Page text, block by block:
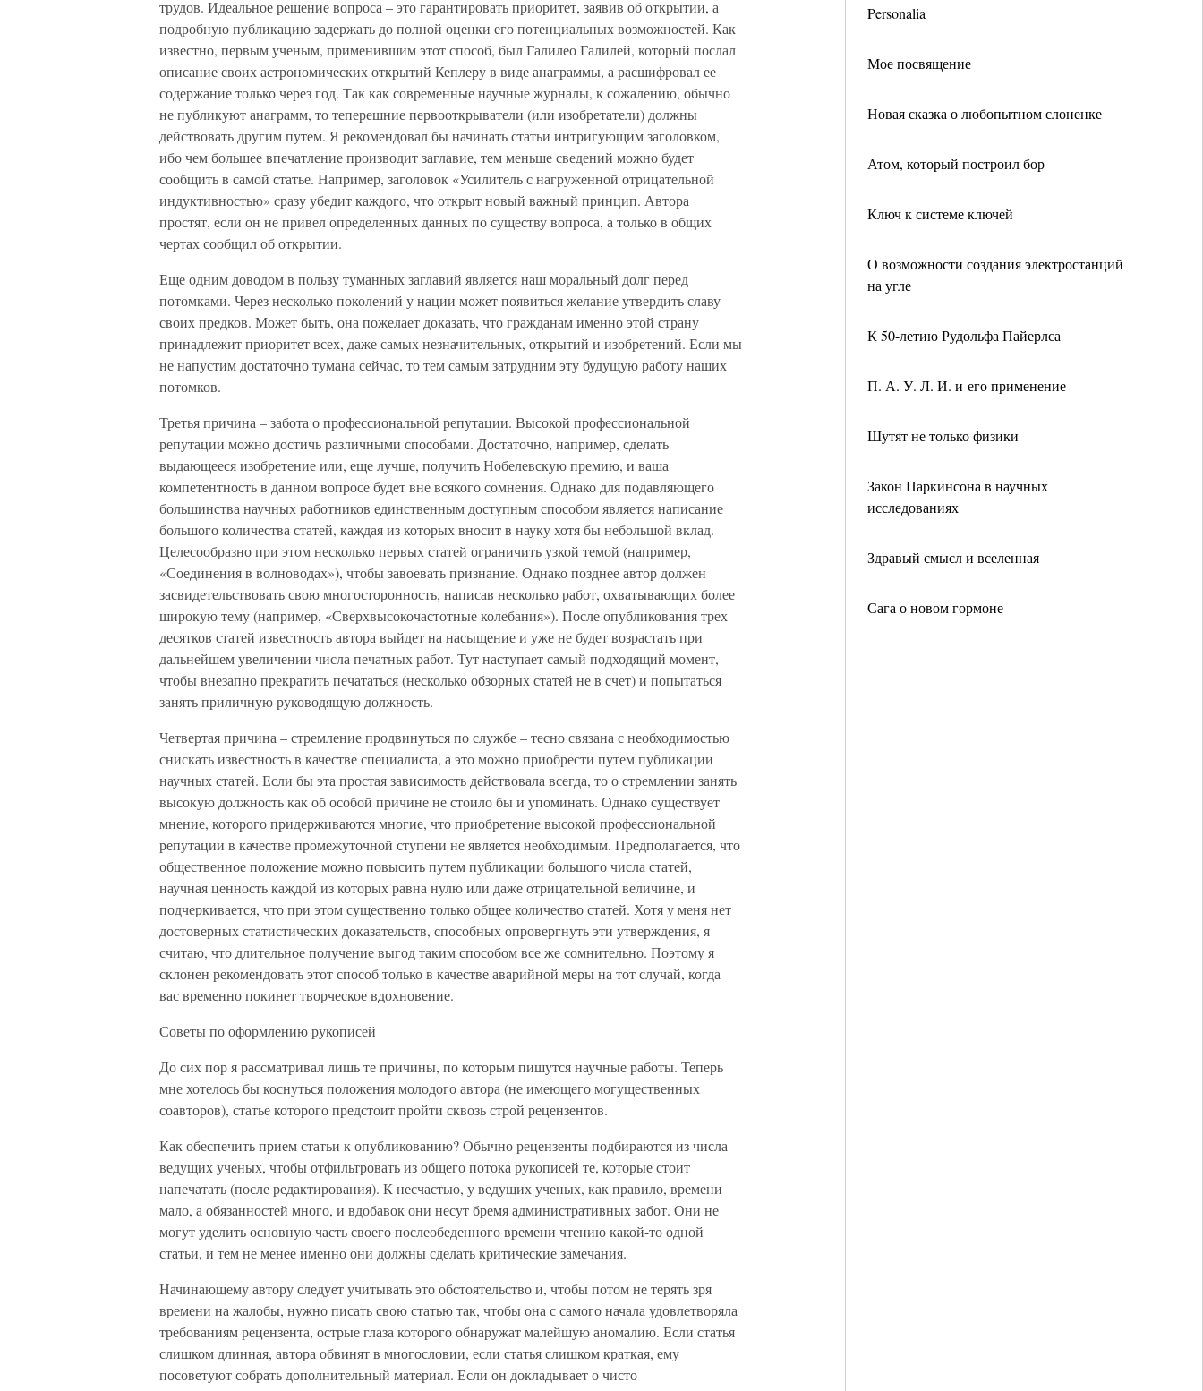
Personalia
Мое посвящение
Новая сказка о любопытном слоненке
Атом, который построил бор
Ключ к системе ключей
О возможности создания электростанций
на угле
К 50-летию Рудольфа Пайерлса
П. А. У. Л. И. и его применение
Шутят не только физики
Закон Паркинсона в научных
исследованиях
Здравый смысл и вселенная
Сага о новом гормоне
трудов. Идеальное решение вопроса – это гарантировать приоритет, заявив об открытии, а
подробную публикацию задержать до полной оценки его потенциальных возможностей. Как
известно, первым ученым, применившим этот способ, был Галилео Галилей, который послал
описание своих астрономических открытий Кеплеру в виде анаграммы, а расшифровал ее
содержание только через год. Так как современные научные журналы, к сожалению, обычно
не публикуют анаграмм, то теперешние первооткрыватели (или изобретатели) должны
действовать другим путем. Я рекомендовал бы начинать статьи интригующим заголовком,
ибо чем большее впечатление производит заглавие, тем меньше сведений можно будет
сообщить в самой статье. Например, заголовок «Усилитель с нагруженной отрицательной
индуктивностью» сразу убедит каждого, что открыт новый важный принцип. Автора
простят, если он не привел определенных данных по существу вопроса, а только в общих
чертах сообщил об открытии.
Еще одним доводом в пользу туманных заглавий является наш моральный долг перед
потомками. Через несколько поколений у нации может появиться желание утвердить славу
своих предков. Может быть, она пожелает доказать, что гражданам именно этой страну
принадлежит приоритет всех, даже самых незначительных, открытий и изобретений. Если мы
не напустим достаточно тумана сейчас, то тем самым затрудним эту будущую работу наших
потомков.
Третья причина – забота о профессиональной репутации. Высокой профессиональной
репутации можно достичь различными способами. Достаточно, например, сделать
выдающееся изобретение или, еще лучше, получить Нобелевскую премию, и ваша
компетентность в данном вопросе будет вне всякого сомнения. Однако для подавляющего
большинства научных работников единственным доступным способом является написание
большого количества статей, каждая из которых вносит в науку хотя бы небольшой вклад.
Целесообразно при этом несколько первых статей ограничить узкой темой (например,
«Соединения в волноводах»), чтобы завоевать признание. Однако позднее автор должен
засвидетельствовать свою многосторонность, написав несколько работ, охватывающих более
широкую тему (например, «Сверхвысокочастотные колебания»). После опубликования трех
десятков статей известность автора выйдет на насыщение и уже не будет возрастать при
дальнейшем увеличении числа печатных работ. Тут наступает самый подходящий момент,
чтобы внезапно прекратить печататься (несколько обзорных статей не в счет) и попытаться
занять приличную руководящую должность.
Четвертая причина – стремление продвинуться по службе – тесно связана с необходимостью
снискать известность в качестве специалиста, а это можно приобрести путем публикации
научных статей. Если бы эта простая зависимость действовала всегда, то о стремлении занять
высокую должность как об особой причине не стоило бы и упоминать. Однако существует
мнение, которого придерживаются многие, что приобретение высокой профессиональной
репутации в качестве промежуточной ступени не является необходимым. Предполагается, что
общественное положение можно повысить путем публикации большого числа статей,
научная ценность каждой из которых равна нулю или даже отрицательной величине, и
подчеркивается, что при этом существенно только общее количество статей. Хотя у меня нет
достоверных статистических доказательств, способных опровергнуть эти утверждения, я
считаю, что длительное получение выгод таким способом все же сомнительно. Поэтому я
склонен рекомендовать этот способ только в качестве аварийной меры на тот случай, когда
вас временно покинет творческое вдохновение.
Советы по оформлению рукописей
До сих пор я рассматривал лишь те причины, по которым пишутся научные работы. Теперь
мне хотелось бы коснуться положения молодого автора (не имеющего могущественных
соавторов), статье которого предстоит пройти сквозь строй рецензентов.
Как обеспечить прием статьи к опубликованию? Обычно рецензенты подбираются из числа
ведущих ученых, чтобы отфильтровать из общего потока рукописей те, которые стоит
напечатать (после редактирования). К несчастью, у ведущих ученых, как правило, времени
мало, а обязанностей много, и вдобавок они несут бремя административных забот. Они не
могут уделить основную часть своего послеобеденного времени чтению какой-то одной
статьи, и тем не менее именно они должны сделать критические замечания.
Начинающему автору следует учитывать это обстоятельство и, чтобы потом не терять зря
времени на жалобы, нужно писать свою статью так, чтобы она с самого начала удовлетворяла
требованиям рецензента, острые глаза которого обнаружат малейшую аномалию. Если статья
слишком длинная, автора обвинят в многословии, если статья слишком краткая, ему
посоветуют собрать дополнительный материал. Если он докладывает о чисто